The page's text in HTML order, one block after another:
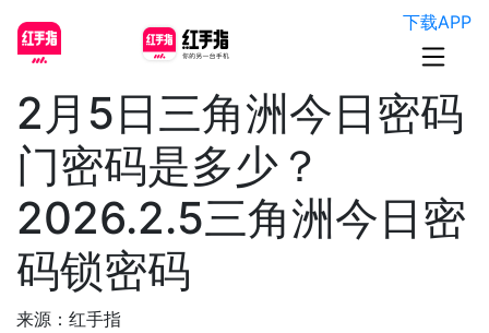
下载APP
2月5日三角洲今日密码
门密码是多少？
2026.2.5三角洲今日密
码锁密码
来源：红手指